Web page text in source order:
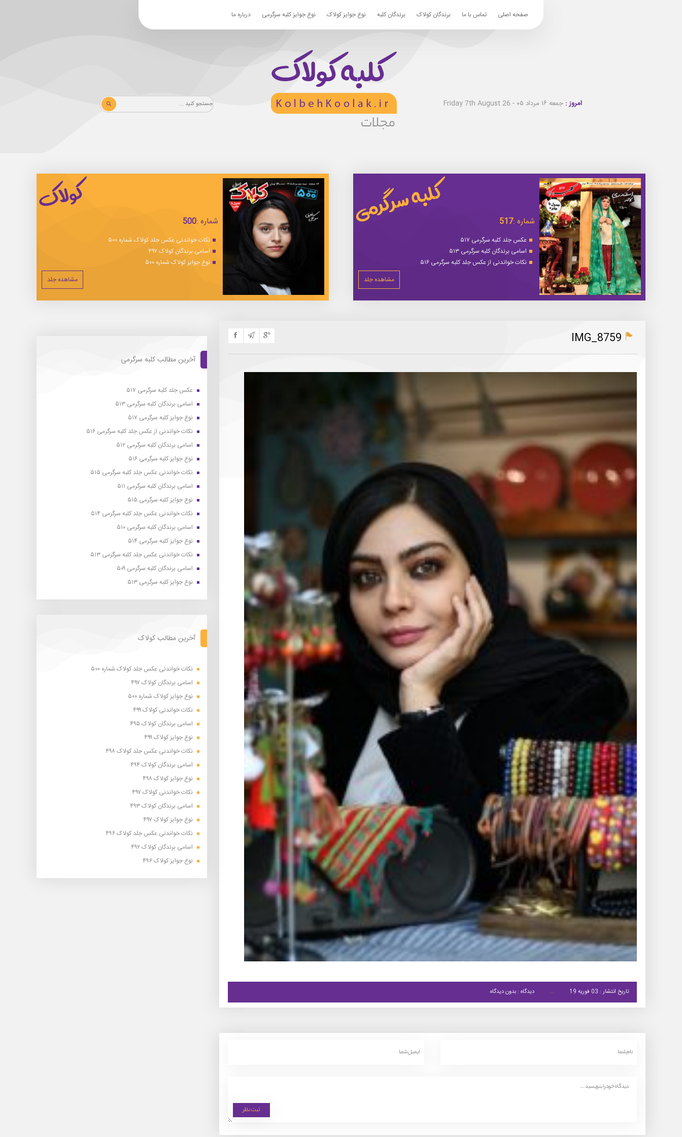
صفحه اصلی تماس با ما برندگان کولاک برندگان کلبه نوع جوایز کولاک نوع جوایز کلبه سرگرمی درباره ما
امروز : جمعه ۱۶ مرداد ۰۵ - Friday 7th August 26
شماره :517
عکس جلد کلبه سرگرمی ۵۱۷
اسامی برندگان کلبه سرگرمی ۵۱۳
نکات خواندنی از عکس جلد کلبه سرگرمی ۵۱۶
مشاهده جلد
شماره :500
نکات خواندنی عکس جلد کولاک شماره ۵۰۰
اسامی برندگان کولاک ۴۹۷
نوع جوایز کولاک شماره ۵۰۰
مشاهده جلد
IMG_8759
تاریخ انتشار : 03 فوریه 19 دیدگاه : بدون دیدگاه
آخرین مطالب کلبه سرگرمی
عکس جلد کلبه سرگرمی ۵۱۷
اسامی برندگان کلبه سرگرمی ۵۱۳
نوع جوایز کلبه سرگرمی ۵۱۷
نکات خواندنی از عکس جلد کلبه سرگرمی ۵۱۶
اسامی برندگان کلبه سرگرمی ۵۱۲
نوع جوایز کلبه سرگرمی ۵۱۶
نکات خواندنی عکس جلد کلبه سرگرمی ۵۱۵
اسامی برندگان کلبه سرگرمی ۵۱۱
نوع جوایز کلبه سرگرمی ۵۱۵
نکات خواندنی عکس جلد کلبه سرگرمی ۵۱۴
اسامی برندگان کلبه سرگرمی ۵۱۰
نوع جوایز کلبه سرگرمی ۵۱۴
نکات خواندنی عکس جلد کلبه سرگرمی ۵۱۳
اسامی برندگان کلبه سرگرمی ۵۰۹
نوع جوایز کلبه سرگرمی ۵۱۳
آخرین مطالب کولاک
نکات خواندنی عکس جلد کولاک شماره ۵۰۰
اسامی برندگان کولاک ۴۹۷
نوع جوایز کولاک شماره ۵۰۰
نکات خواندنی کولاک ۴۹۹
اسامی برندگان کولاک ۴۹۵
نوع جوایز کولاک ۴۹۹
نکات خواندنی عکس جلد کولاک ۴۹۸
اسامی برندگان کولاک ۴۹۴
نوع جوایز کولاک ۴۹۸
نکات خواندنی کولاک ۴۹۷
اسامی برندگان کولاک ۴۹۳
نوع جوایز کولاک ۴۹۷
نکات خواندنی عکس جلد کولاک ۴۹۶
اسامی برندگان کولاک ۴۹۲
نوع جوایز کولاک ۴۹۶